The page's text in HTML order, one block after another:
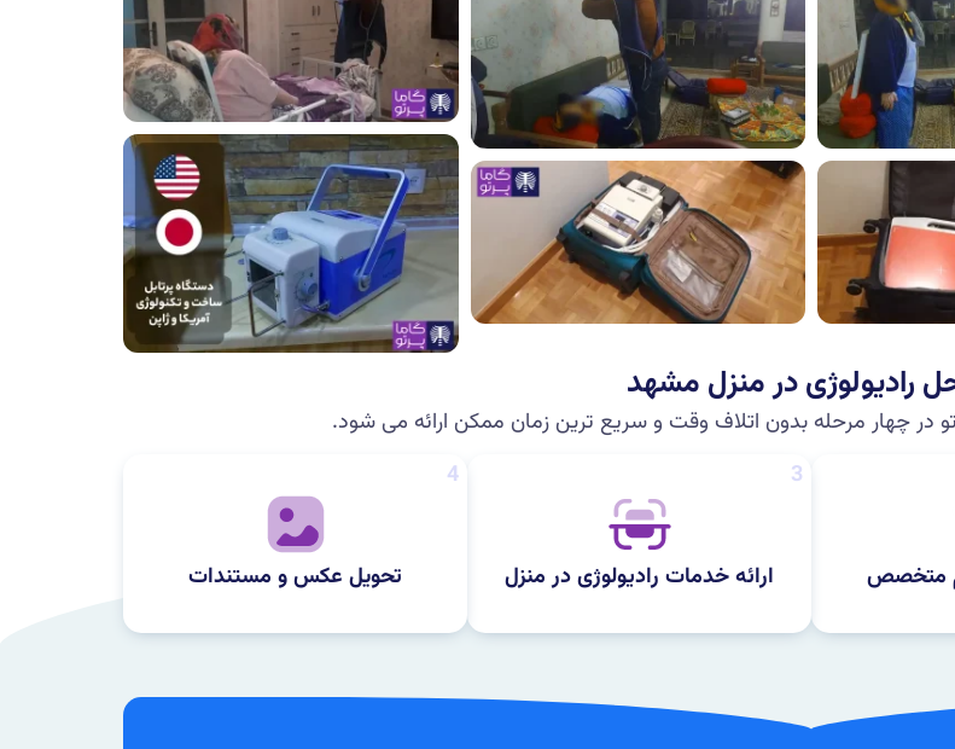
رادیولوژی در منزل مشهد
در چهار مرحله بدون اتلاف وقت و سریع ترین زمان ممکن ارائه می شود.
متخصص ارائه خدمات رادیولوژی در منزل
3
تحویل عکس و مستندات
4